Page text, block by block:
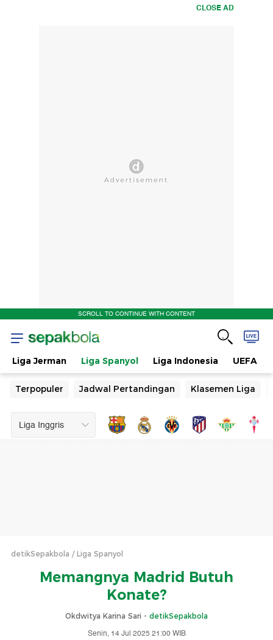
CLOSE AD
SCROLL TO CONTINUE WITH CONTENT
Liga Jerman Liga Spanyol Liga Indonesia UEFA
Terpopuler Jadwal Pertandingan Klasemen Liga
detikSepakbola Liga Spanyol
Memangnya Madrid Butuh
Konate?
Okdwitya Karina Sari - detikSepakbola
Senin, 14 Jul 2025 21:00 WIB